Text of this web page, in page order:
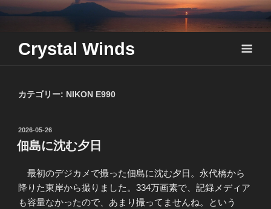
Skip
content
Crystal Winds
カテゴリー: NIKON E990
投
稿
日:
2026-05-26
佃島に沈む夕日
最初のデジカメで撮った佃島に沈む夕日。永代橋から
降りた東岸から撮りました。334万画素で、記録メディア
も容量なかったので、あまり撮ってませんね。という